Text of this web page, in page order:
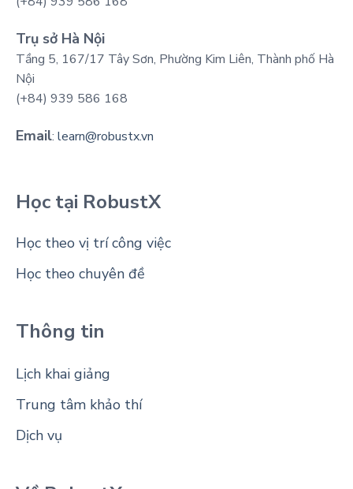
Trụ sở Hà Nội
Tầng 5, 167/17 Tây Sơn, Phường Kim Liên, Thành phố Hà
Nội
(+84) 939 586 168
Email: learn@robustx.vn
Học tại RobustX
Học theo vị trí công việc
Học theo chuyên đề
Thông tin
Lịch khai giảng
Trung tâm khảo thí
Dịch vụ